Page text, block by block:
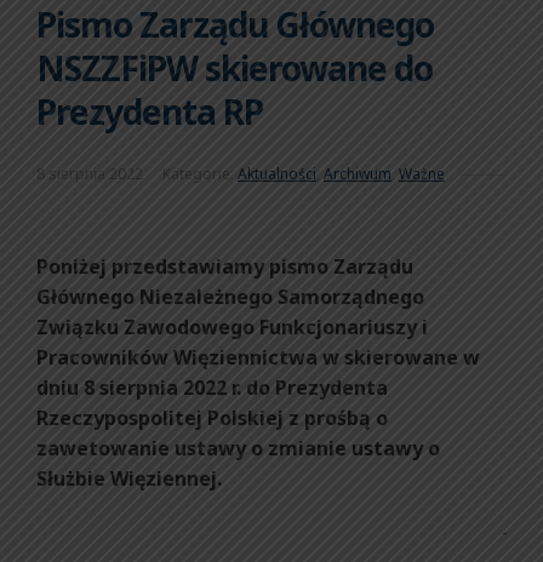
Pismo Zarządu Głównego
NSZZFiPW skierowane do
Prezydenta RP
8 sierpnia 2022 Kategorie: Aktualności, Archiwum, Ważne
Poniżej przedstawiamy pismo Zarządu
Głównego Niezależnego Samorządnego
Związku Zawodowego Funkcjonariuszy i
Pracowników Więziennictwa w skierowane w
dniu 8 sierpnia 2022 r. do Prezydenta
Rzeczypospolitej Polskiej z prośbą o
zawetowanie ustawy o zmianie ustawy o
Służbie Więziennej.